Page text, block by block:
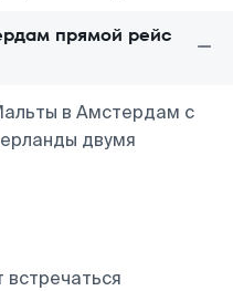
прямой рейс
в Амстердам с
двумя
встречаться